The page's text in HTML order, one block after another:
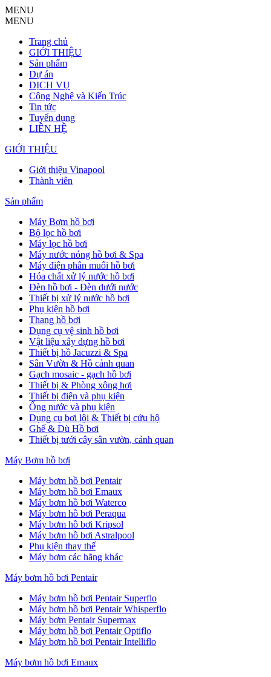
MENU
MENU
Trang chủ
GIỚI THIỆU
Sản phẩm
Dự án
DỊCH VỤ
Công Nghệ và Kiến Trúc
Tin tức
Tuyển dụng
LIÊN HỆ
GIỚI THIỆU
Giới thiệu Vinapool
Thành viên
Sản phẩm
Máy Bơm hồ bơi
Bộ lọc hồ bơi
Máy lọc hồ bơi
Máy nước nóng hồ bơi & Spa
Máy điện phân muối hồ bơi
Hóa chất xử lý nước hồ bơi
Đèn hồ bơi - Đèn dưới nước
Thiết bị xử lý nước hồ bơi
Phụ kiện hồ bơi
Thang hồ bơi
Dụng cụ vệ sinh hồ bơi
Vật liệu xây dựng hồ bơi
Thiết bị hồ Jacuzzi & Spa
Sân Vườn & Hồ cảnh quan
Gạch mosaic - gạch hồ bơi
Thiết bị & Phòng xông hơi
Thiết bị điện và phụ kiện
Ống nước và phụ kiện
Dụng cụ bơi lội & Thiết bị cứu hộ
Ghế & Dù Hồ bơi
Thiết bị tưới cây sân vườn, cảnh quan
Máy Bơm hồ bơi
Máy bơm hồ bơi Pentair
Máy bơm hồ bơi Emaux
Máy bơm hồ bơi Waterco
Máy bơm hồ bơi Peraqua
Máy bơm hồ bơi Kripsol
Máy bơm hồ bơi Astralpool
Phụ kiện thay thế
Máy bơm các hãng khác
Máy bơm hồ bơi Pentair
Máy bơm hồ bơi Pentair Superflo
Máy bơm hồ bơi Pentair Whisperflo
Máy bơm Pentair Supermax
Máy bơm hồ bơi Pentair Optiflo
Máy bơm hồ bơi Pentair Intelliflo
Máy bơm hồ bơi Emaux